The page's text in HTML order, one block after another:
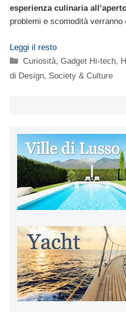
esperienza culinaria
problemi e scomodità verranno
Leggi il resto
Categorie
Curiosità, Gadget Hi-tech,
di Design, Society & Culture